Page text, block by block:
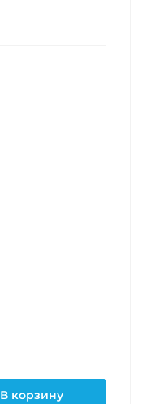
В корзину